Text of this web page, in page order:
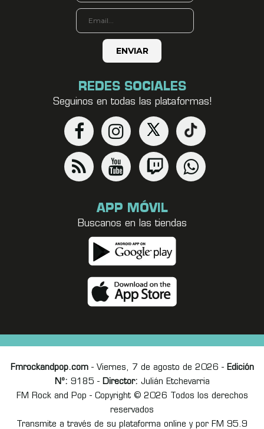
REDES SOCIALES
Seguinos en todas las plataformas!
APP MÓVIL
Buscanos en las tiendas
Fmrockandpop.com- Viernes, 7 de agosto de 2026 - Edición
Nº: 9185 - Director: Julián Etchevarria
FM Rock and Pop - Copyright © 2026 Todos los derechos
reservados
Transmite a través de su plataforma online y por FM 95.9